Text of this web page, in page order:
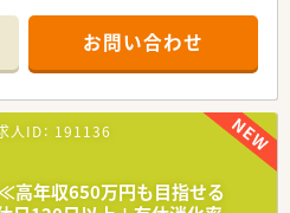
構えており、内科や循環器科、泌尿器
日平均70枚から80枚ほど応需してい
ト2名の手厚い体制で、事務スタッ
力し合いながら円滑に業務を進められ
展開する地域密着型の安定企業であ
お問い合わせ
人ID： 191136
≪高年収650万円も目指せる